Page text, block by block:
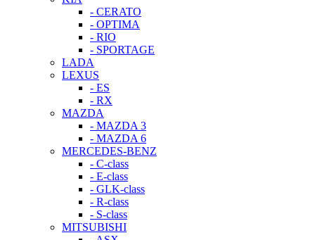
- CERATO
- OPTIMA
- RIO
- SPORTAGE
LADA
LEXUS
- ES
- RX
MAZDA
- MAZDA 3
- MAZDA 6
MERCEDES-BENZ
- C-class
- E-class
- GLK-class
- R-class
- S-class
MITSUBISHI